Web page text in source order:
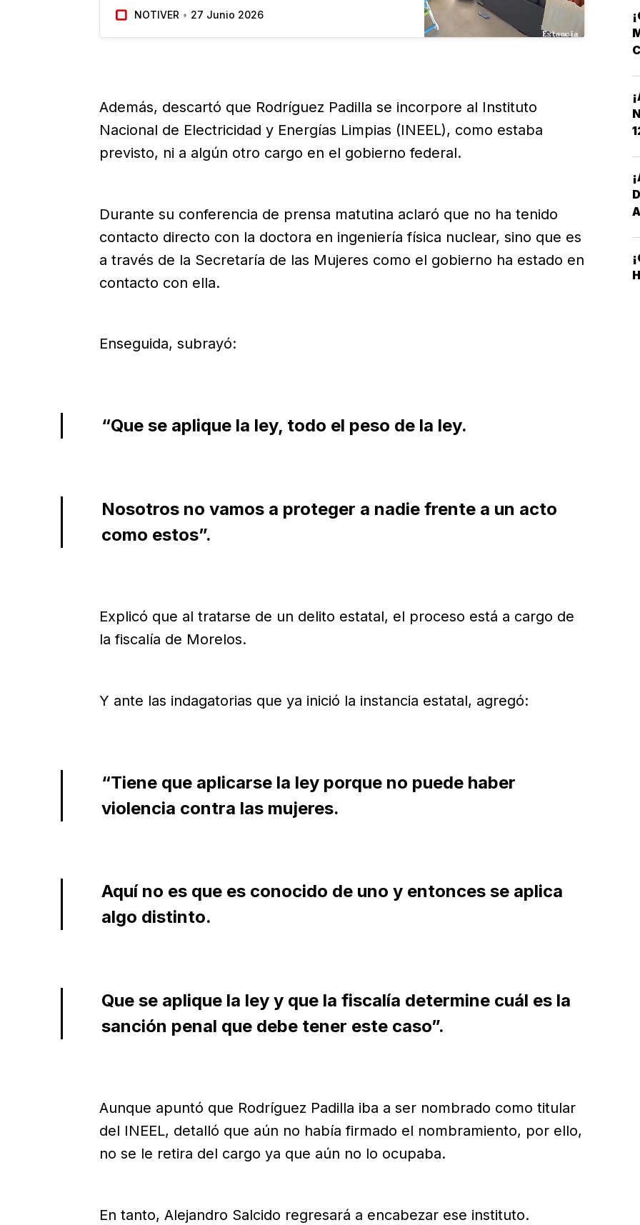
incorporado al Instituto Nacional de Electricidad y
NOTIVER 27 Junio 2026
Además, descartó que Rodríguez Padilla se incorpore al Instituto
Nacional de Electricidad y Energías Limpias (INEEL), como estaba
previsto, ni a algún otro cargo en el gobierno federal.
Durante su conferencia de prensa matutina aclaró que no ha tenido
contacto directo con la doctora en ingeniería física nuclear, sino que es
a través de la Secretaría de las Mujeres como el gobierno ha estado en
contacto con ella.
Enseguida, subrayó:
“Que se aplique la ley, todo el peso de la ley.
Nosotros no vamos a proteger a nadie frente a un acto
como estos”.
Explicó que al tratarse de un delito estatal, el proceso está a cargo de
la fiscalía de Morelos.
Y ante las indagatorias que ya inició la instancia estatal, agregó:
“Tiene que aplicarse la ley porque no puede haber
violencia contra las mujeres.
Aquí no es que es conocido de uno y entonces se aplica
algo distinto.
Que se aplique la ley y que la fiscalía determine cuál es la
sanción penal que debe tener este caso”.
Aunque apuntó que Rodríguez Padilla iba a ser nombrado como titular
del INEEL, detalló que aún no había firmado el nombramiento, por ello,
no se le retira del cargo ya que aún no lo ocupaba.
En tanto, Alejandro Salcido regresará a encabezar ese instituto.